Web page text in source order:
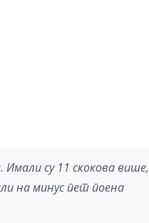
су 11 скокова више,
на минус пет поена